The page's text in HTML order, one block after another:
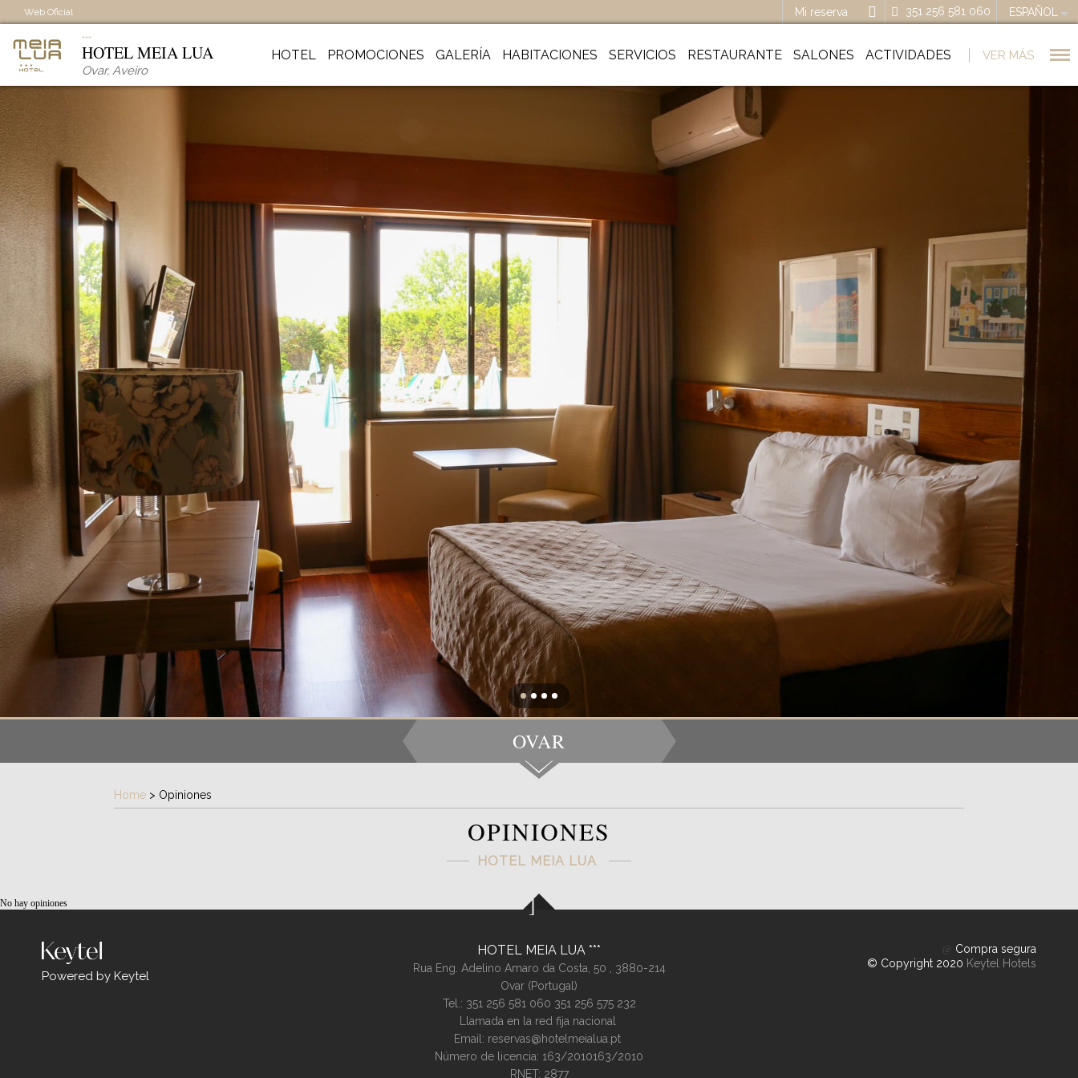
Web Oficial Mi reserva 351 256 581 060 ESPAÑOL
HOTEL MEIA LUA
Ovar, Aveiro
HOTEL PROMOCIONES GALERÍA HABITACIONES SERVICIOS RESTAURANTE SALONES ACTIVIDADES VER MÁS
OVAR
Home > Opiniones
OPINIONES
HOTEL MEIA LUA
No hay opiniones
Powered by Keytel
HOTEL MEIA LUA
Rua Eng. Adelino Amaro da Costa, 50 , 3880-214
Ovar (Portugal )
Tel.: 351 256 581 060 351 256 575 232
Llamada en la red fija nacional
Email: reservas@hotelmeialua.pt
Número de licencia: 163/2010163/2010
RNET: 2877
Compra segura
© Copyright 2020 Keytel Hotels